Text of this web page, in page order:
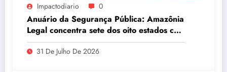
Impactodiario 0
Anuário da Segurança Pública: Amazônia
Legal concentra sete dos oito estados com
maiores taxas de estupro do país
31 De Julho De 2026